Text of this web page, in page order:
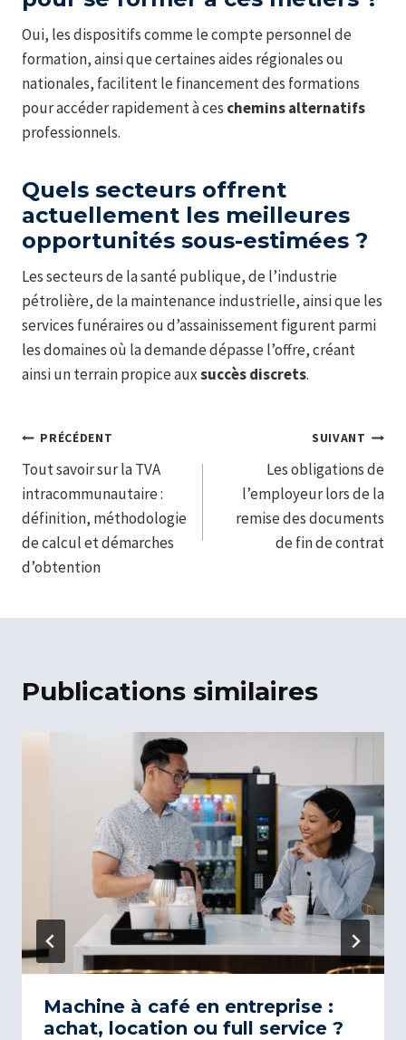
Oui, les dispositifs comme le compte personnel de
formation, ainsi que certaines aides régionales ou
nationales, facilitent le financement des formations
pour accéder rapidement à ces chemins alternatifs
professionnels.
Quels secteurs offrent
actuellement les meilleures
opportunités sous-estimées ?
Les secteurs de la santé publique, de l’industrie
pétrolière, de la maintenance industrielle, ainsi que les
services funéraires ou d’assainissement figurent parmi
les domaines où la demande dépasse l’offre, créant
ainsi un terrain propice auxsuccès discrets.
Navigation
de
l’article
PRÉCÉDENT
Tout savoir sur la TVA
intracommunautaire :
définition, méthodologie
de calcul et démarches
d’obtention
SUIVANT
Les obligations de
l’employeur lors de la
remise des documents
de fin de contrat
Publications similaires
Machine à café en entreprise :
achat, location ou full service ?